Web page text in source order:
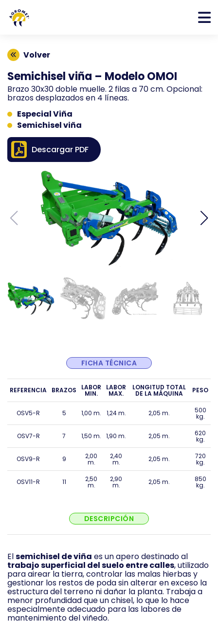
Volver
Semichisel viña – Modelo OMOI
Brazo 30x30 doble muelle. 2 filas a 70 cm. Opcional:
brazos desplazados en 4 líneas.
Especial Viña
Semichisel viña
Descargar PDF
FICHA TÉCNICA
REFERENCIA BRAZOS LABOR
MIN.
LABOR
MAX.
LONGITUD TOTAL
DE LA MÁQUINA PESO
OSV5-R 5 1,00 m. 1,24 m. 2,05 m. 500
kg.
OSV7-R 7 1,50 m. 1,90 m. 2,05 m. 620
kg.
OSV9-R 9 2,00
m.
2,40
m. 2,05 m. 720
kg.
OSV11-R 11 2,50
m.
2,90
m. 2,05 m. 850
kg.
DESCRIPCIÓN
Elsemichisel de viña es un apero destinado al
trabajo superficial del suelo entre calles, utilizado
para airear la tierra, controlar las malas hierbas y
gestionar los restos de poda sin alterar en exceso la
estructura del terreno ni dañar la planta. Trabaja a
menor profundidad que un chisel, lo que lo hace
especialmente adecuado para las labores de
mantenimiento del viñedo.